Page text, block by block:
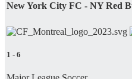
New York City FC - NY Red
1 - 6